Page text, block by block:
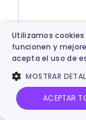
Utilizamos
funcionen y
acepta el uso de
MOSTRAR
ACEPTAR